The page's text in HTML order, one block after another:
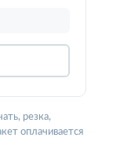
резка,
оплачивается